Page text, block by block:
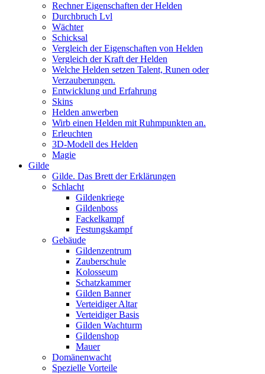
Rechner Eigenschaften der Helden
Durchbruch Lvl
Wächter
Schicksal
Vergleich der Eigenschaften von Helden
Vergleich der Kraft der Helden
Welche Helden setzen Talent, Runen oder
Verzauberungen.
Entwicklung und Erfahrung
Skins
Helden anwerben
Wirb einen Helden mit Ruhmpunkten an.
Erleuchten
3D-Modell des Helden
Magie
Gilde
Gilde. Das Brett der Erklärungen
Schlacht
Gildenkriege
Gildenboss
Fackelkampf
Festungskampf
Gebäude
Gildenzentrum
Zauberschule
Kolosseum
Schatzkammer
Gilden Banner
Verteidiger Altar
Verteidiger Basis
Gilden Wachturm
Gildenshop
Mauer
Domänenwacht
Spezielle Vorteile